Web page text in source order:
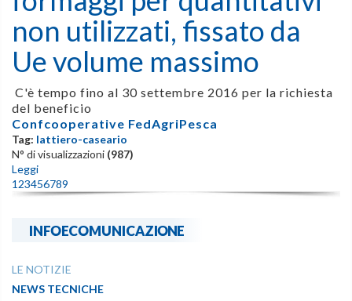
non utilizzati, fissato da
Ue volume massimo
C'è tempo fino al 30 settembre 2016 per la richiesta
del beneficio
Confcooperative FedAgriPesca
Tag: lattiero-caseario
N° di visualizzazioni (987)
Leggi
1 23456789
INFOECOMUNICAZIONE
LE NOTIZIE
NEWS TECNICHE